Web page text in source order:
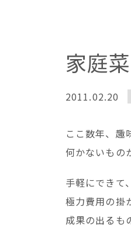
家庭
2011.02.20
ここ数年、趣
何かないもの
手軽にできて
極力費用の掛
成果の出るも